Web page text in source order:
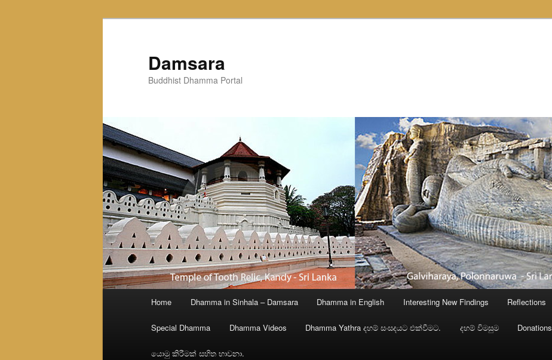
Damsara
Buddhist Dhamma Portal
Home Dhamma in Sinhala – Damsara Dhamma in English Interesting New Findings Reflections
Special Dhamma Dhamma Videos Dhamma Yathra දහම් සංසදයට එක්වීමට. දහම් විමසුම Donations
යොමු කිරීමක් සහිත භාවනා.